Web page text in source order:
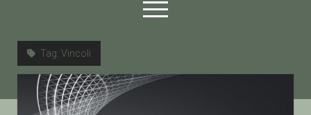
open
menu
Home
Tag: Vincoli